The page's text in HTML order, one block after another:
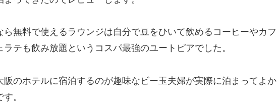
無料で使えるラウンジは自分で豆をひいて飲めるコーヒーやカフ
テも飲み放題というコスパ最強のユートピアでした。
阪のホテルに宿泊するのが趣味なビー玉夫婦が実際に泊まってよか
。